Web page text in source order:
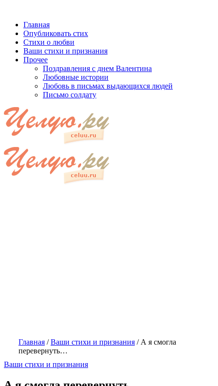
Главная
Опубликовать стих
Стихи о любви
Ваши стихи и признания
Прочее
Поздравления с днем Валентина
Любовные истории
Любовь в письмах выдающихся людей
Письмо солдату
Главная /Ваши стихи и признания / А я смогла
перевернуть…
Ваши стихи и признания